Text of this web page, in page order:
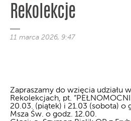
Rekolekcje
11 marca 2026, 9:47
Zapraszamy do wzięcia udziału
Rekolekcjach, pt.
20.03. (piątek) i 21.03 (sobota) o
Msza Św. o godz. 12.00.